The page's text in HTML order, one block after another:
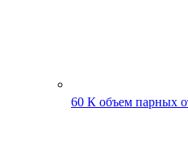
60 К объем парных